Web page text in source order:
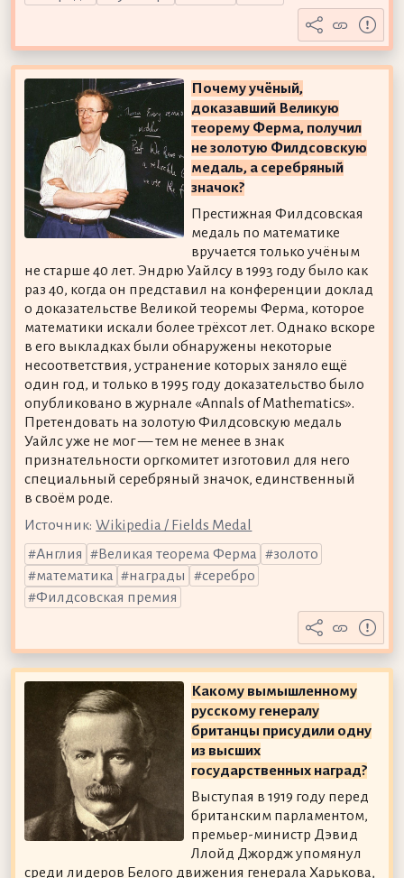
Почему учёный,
доказавший Великую
теорему Ферма, получил
не золотую Филдсовскую
медаль, а серебряный
значок?
Престижная Филдсовская
медаль по математике
вручается только учёным
не старше 40 лет. Эндрю Уайлсу в 1993 году было как
раз 40, когда он представил на конференции доклад
о доказательстве Великой теоремы Ферма, которое
математики искали более трёхсот лет. Однако вскоре
в его выкладках были обнаружены некоторые
несоответствия, устранение которых заняло ещё
один год, и только в 1995 году доказательство было
опубликовано в журнале «Annals of Mathematics».
Претендовать на золотую Филдсовскую медаль
Уайлс уже не мог — тем не менее в знак
признательности оргкомитет изготовил для него
специальный серебряный значок, единственный
в своём роде.
Источник: Wikipedia / Fields Medal
Англия
Великая теорема Ферма
золото
математика
награды
серебро
Филдсовская премия
Какому вымышленному
русскому генералу
британцы присудили одну
из высших
государственных наград?
Выступая в 1919 году перед
британским парламентом,
премьер-министр Дэвид
Ллойд Джордж упомянул
среди лидеров Белого движения генерала Харькова,